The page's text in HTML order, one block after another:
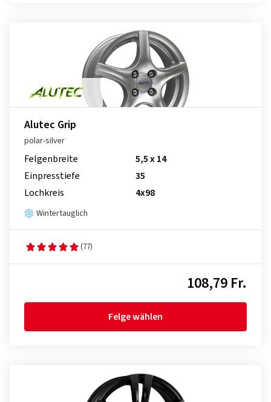
Alutec Grip
polar-silver
Felgenbreite
5,5 x 14
Einpresstiefe
35
Lochkreis
4x98
Wintertauglich
(77)
108,79 Fr.
Felge wählen